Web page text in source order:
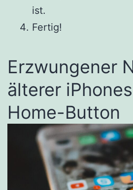
ist.
Fertig!
Erzwungener
älterer
Home-Button